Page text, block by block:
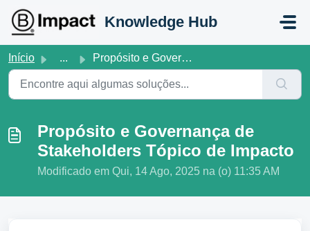
Knowledge Hub
Início ... Propósito e Governança de Stakeholders Tópico de Impacto
Propósito e Governança de
Stakeholders Tópico de Impacto
Modificado em Qui, 14 Ago, 2025 na (o) 11:35 AM